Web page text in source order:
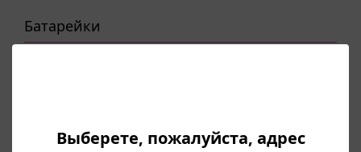
Выберете, пожалуйста, адрес
Батарейки